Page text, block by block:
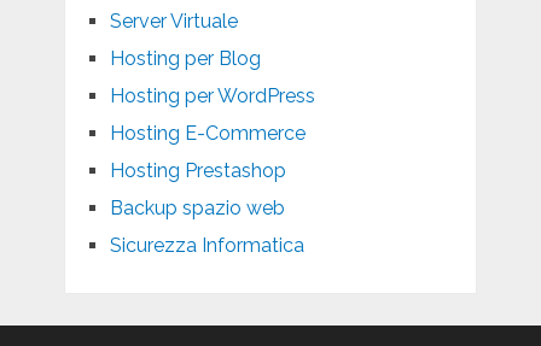
Server Virtuale
Hosting per Blog
Hosting per WordPress
Hosting E-Commerce
Hosting Prestashop
Backup spazio web
Sicurezza Informatica